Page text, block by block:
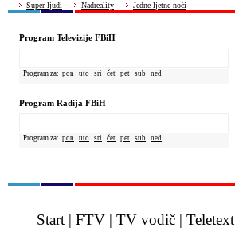
Super ljudi
Nadreality Jedne ljetne noći
Program Televizije FBiH
Program za: pon uto sri čet pet sub ned
Program Radija FBiH
Program za: pon uto sri čet pet sub ned
Start | FTV | TV vodič | Teletext